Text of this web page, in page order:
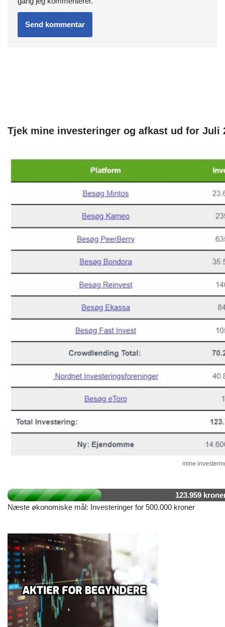
Tjek mine investeringer og afkast ud for Juli
mine
123.959
Næste økonomiske mål: Investeringer for 500.000 kroner